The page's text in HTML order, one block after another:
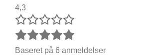
4,3
Baseret på 6 anmeldelser